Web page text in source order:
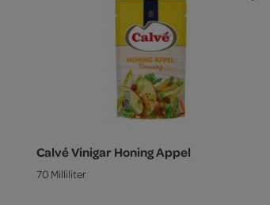
Calvé Vinigar Honing Appel
70 Milliliter